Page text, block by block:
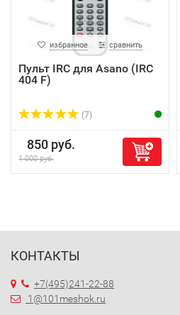
избранное сравнить
Пульт IRC для Asano (IRC
404 F)
(7)
850 руб.
1 000 руб.
КОНТАКТЫ
+7(495)241-22-88
1@101meshok.ru